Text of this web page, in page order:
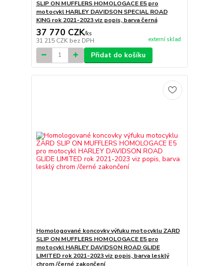
SLIP ON MUFFLERS HOMOLOGACE E5 pro
motocykl HARLEY DAVIDSON SPECIAL ROAD
KING rok 2021-2023 viz popis, barva černá
37 770 CZK/ks
31 215 CZK bez DPH externí sklad
Přidat do košíku
Homologované koncovky výfuku motocyklu ZARD
SLIP ON MUFFLERS HOMOLOGACE E5 pro
motocykl HARLEY DAVIDSON ROAD GLIDE
LIMITED rok 2021-2023 viz popis, barva lesklý
chrom /černé zakončení